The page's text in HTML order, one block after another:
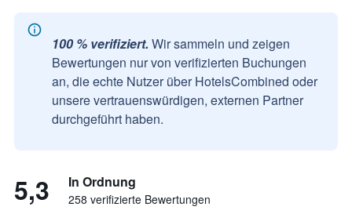
100 % verifiziert. Wir sammeln und zeigen
Bewertungen nur von verifizierten Buchungen
an, die echte Nutzer über HotelsCombined oder
unsere vertrauenswürdigen, externen Partner
durchgeführt haben.
5,3 In Ordnung
258 verifizierte Bewertungen